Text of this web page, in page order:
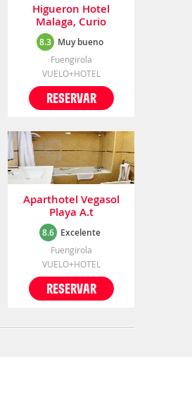
Higueron Hotel
Malaga, Curio
Collection By Hilton
8.3 Muy bueno
Fuengirola
VUELO+HOTEL
RESERVAR
Aparthotel Vegasol
Playa A.t
8.6 Excelente
Fuengirola
VUELO+HOTEL
RESERVAR